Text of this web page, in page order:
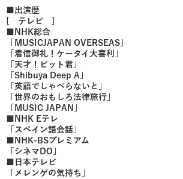
■出演歴
[ テレビ ]
■NHK総合
「MUSICJAPAN OVERSEAS」
「着信御礼！ケータイ大喜利」
「天才！ビット君」
「Shibuya Deep A」
「英語でしゃべらないと」
「世界のおもしろ法律旅行」
「MUSIC JAPAN」
■NHK Eテレ
「スペイン語会話」
■NHK-BSプレミアム
「シネマDO」
■日本テレビ
「メレンゲの気持ち」